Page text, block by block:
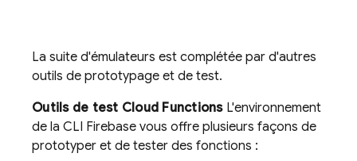
La suite d'émulateurs est complétée par d'autres
outils de prototypage et de test.
Outils de test Cloud FunctionsL'environnement
de la CLI Firebase vous offre plusieurs façons de
prototyper et de tester des fonctions :